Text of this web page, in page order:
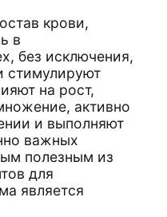
крови,
в
без исключения,
стимулируют
на рост,
активно
и выполняют
важных
полезным из
для
является